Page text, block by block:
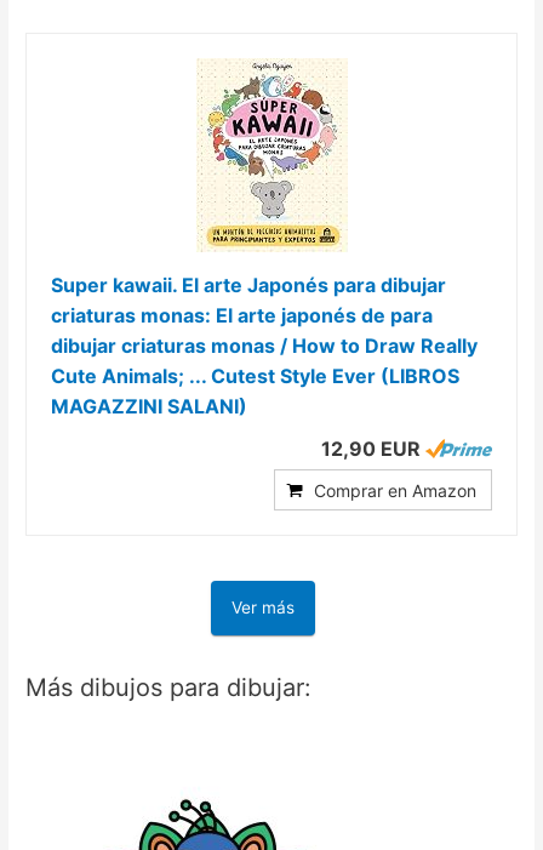
Super kawaii. El arte Japonés para dibujar
criaturas monas: El arte japonés de para
dibujar criaturas monas / How to Draw Really
Cute Animals; ... Cutest Style Ever (LIBROS
MAGAZZINI SALANI)
12,90 EUR
Comprar en Amazon
Ver más
Más dibujos para dibujar: